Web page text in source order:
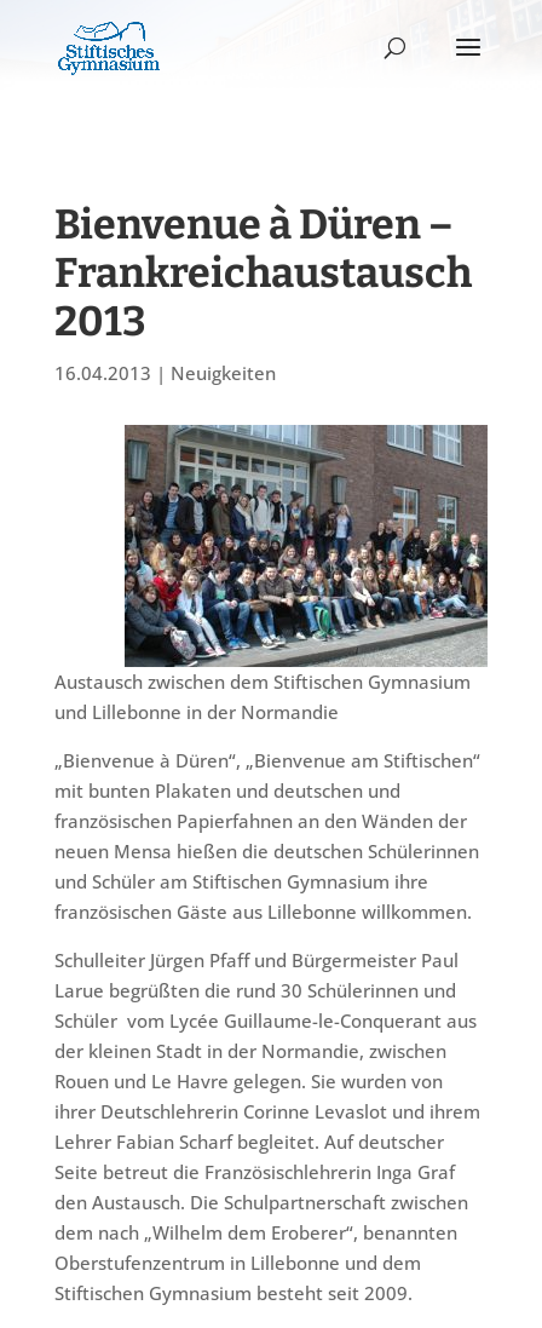
Bienvenue à Düren –
Frankreichaustausch
2013
16.04.2013 | Neuigkeiten
Austausch zwischen dem Stiftischen Gymnasium
und Lillebonne in der Normandie
„Bienvenue à Düren“, „Bienvenue am Stiftischen“
mit bunten Plakaten und deutschen und
französischen Papierfahnen an den Wänden der
neuen Mensa hießen die deutschen Schülerinnen
und Schüler am Stiftischen Gymnasium ihre
französischen Gäste aus Lillebonne willkommen.
Schulleiter Jürgen Pfaff und Bürgermeister Paul
Larue begrüßten die rund 30 Schülerinnen und
Schüler vom Lycée Guillaume-le-Conquerant aus
der kleinen Stadt in der Normandie, zwischen
Rouen und Le Havre gelegen. Sie wurden von
ihrer Deutschlehrerin Corinne Levaslot und ihrem
Lehrer Fabian Scharf begleitet. Auf deutscher
Seite betreut die Französischlehrerin Inga Graf
den Austausch. Die Schulpartnerschaft zwischen
dem nach „Wilhelm dem Eroberer“, benannten
Oberstufenzentrum in Lillebonne und dem
Stiftischen Gymnasium besteht seit 2009.